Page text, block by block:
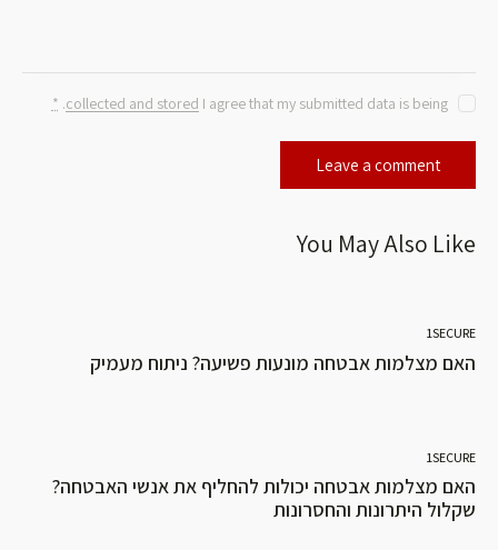
I agree that my submitted data is being
collected and stored
.
*
You May Also Like
1SECURE
האם מצלמות אבטחה מונעות פשיעה? ניתוח מעמיק
1SECURE
האם מצלמות אבטחה יכולות להחליף את אנשי האבטחה?
שקלול היתרונות והחסרונות